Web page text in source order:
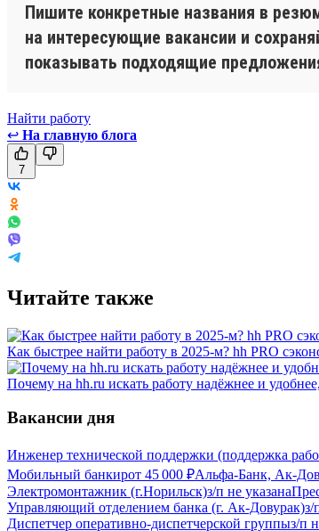
Пишите конкретные названия в
на интересующие вакансии и
показывать подходящие
Найти работу
↩ На главную блога
7
Читайте также
Как быстрее найти работу в 2025-м? hh PRO
Почему на hh.ru искать работу надёжнее и
Вакансии дня
Инженер технической поддержки (поддержка
Мобильный банкирот 45 000 ₽Альфа-Банк, Ак-
Электромонтажник (г.Норильск)з/п не указана
Управляющий отделением банка (г. Ак-Довурак)з/
Диспетчер оперативно-диспетчерской группыз/п